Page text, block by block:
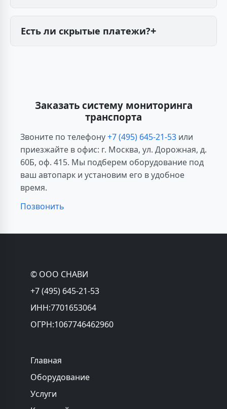
Да, рассрочка до 12 месяцев без переплат.
Требуется минимальный пакет документов.
Есть ли скрытые платежи?
Заказать систему мониторинга
транспорта
Звоните по телефону+7 (495) 645-21-53 или
приезжайте в офис: г. Москва, ул. Дорожная, д.
60Б, оф. 415. Мы подберем оборудование под
ваш автопарк и установим его в удобное
время.
Позвонить
© ООО СНАВИ
+7 (495) 645-21-53
ИНН:7701653064
ОГРН:1067746462960
Главная
Оборудование
Услуги